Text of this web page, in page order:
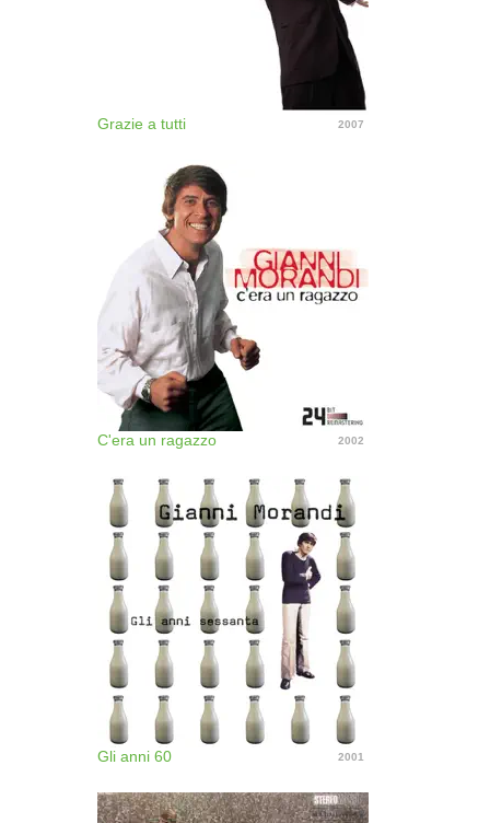
Grazie a tutti 2007
C'era un ragazzo 2002
Gli anni 60 2001